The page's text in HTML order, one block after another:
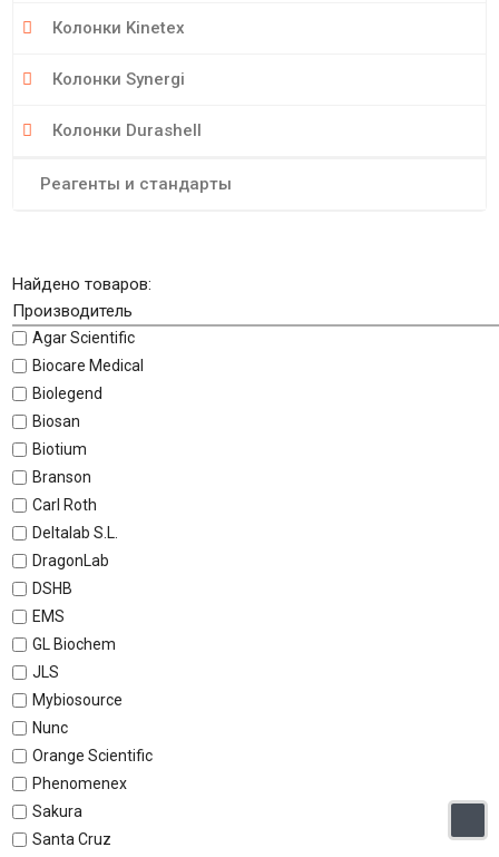
Колонки Kinetex
Колонки Synergi
Колонки Durashell
Реагенты и стандарты
Найдено товаров:
Производитель
Agar Scientific
Biocare Medical
Biolegend
Biosan
Biotium
Branson
Carl Roth
Deltalab S.L.
DragonLab
DSHB
EMS
GL Biochem
JLS
Mybiosource
Nunc
Orange Scientific
Phenomenex
Sakura
Santa Cruz